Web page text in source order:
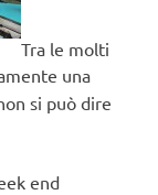
Tra le molti
una
si può dire
end